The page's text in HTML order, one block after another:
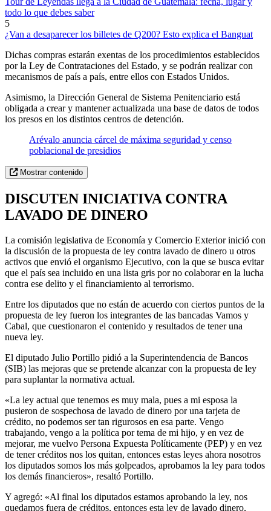
todo lo que debes saber
5
¿Van a desaparecer los billetes de Q200? Esto explica el Banguat
Dichas compras estarán exentas de los procedimientos establecidos
por la Ley de Contrataciones del Estado, y se podrán realizar con
mecanismos de país a país, entre ellos con Estados Unidos.
Asimismo, la Dirección General de Sistema Penitenciario está
obligada a crear y mantener actualizada una base de datos de todos
los presos en los distintos centros de detención.
Arévalo anuncia cárcel de máxima seguridad y censo
poblacional de presidios
Mostrar contenido
DISCUTEN INICIATIVA CONTRA
LAVADO DE DINERO
La comisión legislativa de Economía y Comercio Exterior inició con
la discusión de la propuesta de ley contra lavado de dinero u otros
activos que envió el organismo Ejecutivo, con la que se busca evitar
que el país sea incluido en una lista gris por no colaborar en la lucha
contra ese delito y el financiamiento al terrorismo.
Entre los diputados que no están de acuerdo con ciertos puntos de la
propuesta de ley fueron los integrantes de las bancadas Vamos y
Cabal, que cuestionaron el contenido y resultados de tener una
nueva ley.
El diputado Julio Portillo pidió a la Superintendencia de Bancos
(SIB) las mejoras que se pretende alcanzar con la propuesta de ley
para suplantar la normativa actual.
«La ley actual que tenemos es muy mala, pues a mi esposa la
pusieron de sospechosa de lavado de dinero por una tarjeta de
crédito, no podemos ser tan rigurosos en esa parte. Vengo
trabajando, vengo a la política por tema de mi hijo, y en vez de
mejorar, me vuelvo Persona Expuesta Políticamente (PEP) y en vez
de tener créditos nos los quitan, entonces estas leyes ahora nosotros
los diputados somos los más golpeados, aprobamos la ley para todos
los demás financieros», resaltó Portillo.
Y agregó: «Al final los diputados estamos aprobando la ley, nos
quedamos fuera de créditos, entonces esta ley de lavado dinero,